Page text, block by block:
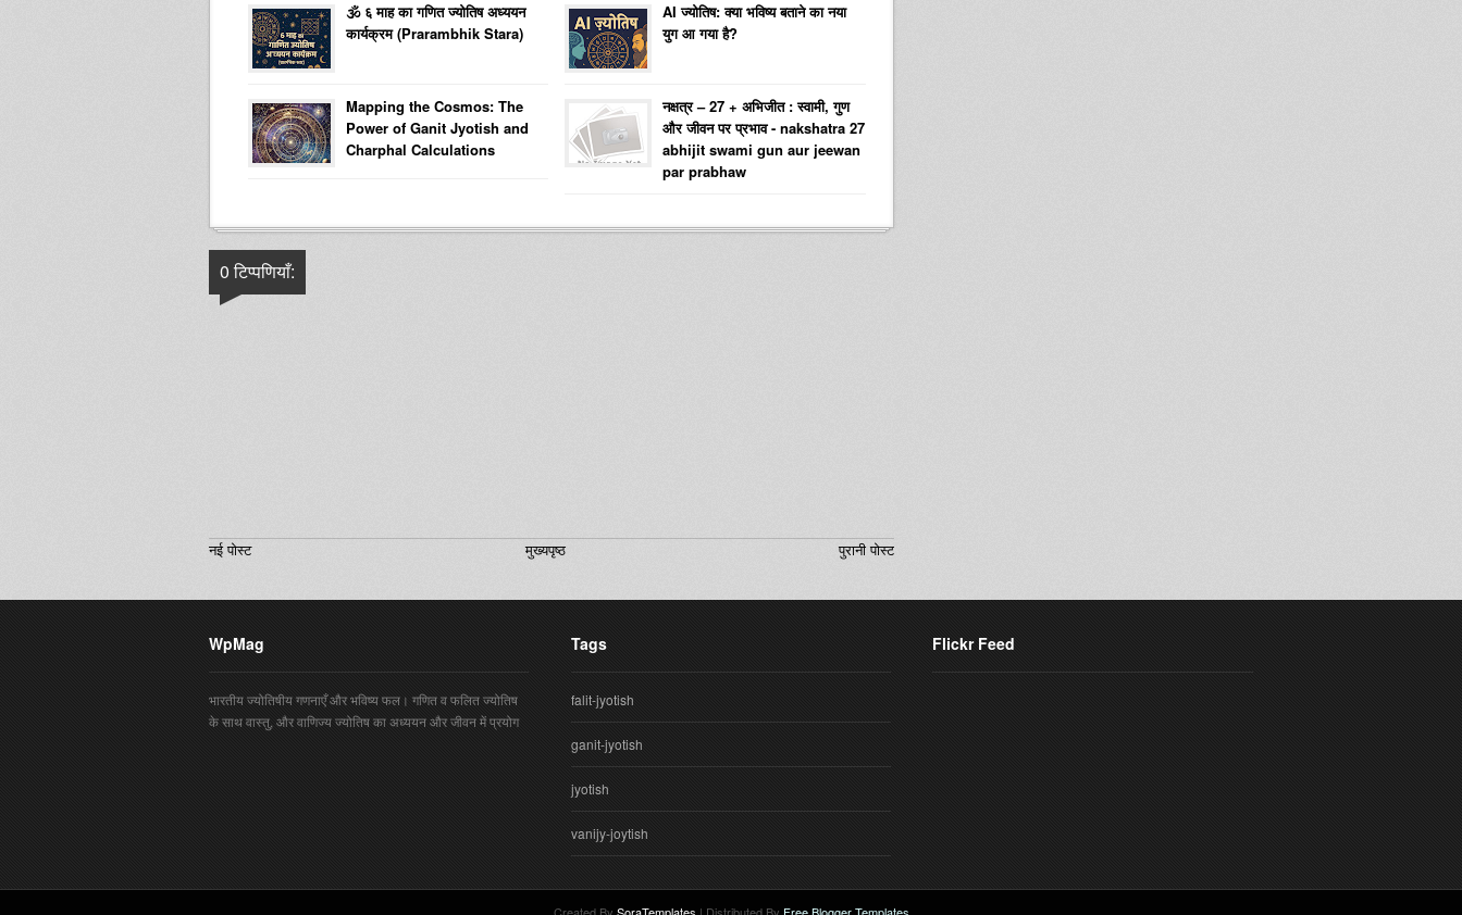
🕉️ ६ माह का गणित ज्योतिष अध्ययन
कार्यक्रम (Prarambhik Stara)
AI ज्योतिष: क्या भविष्य बताने का नया
युग आ गया है?
Mapping the Cosmos: The
Power of Ganit Jyotish and
Charphal Calculations
नक्षत्र – 27 + अभिजीत : स्वामी, गुण
और जीवन पर प्रभाव - nakshatra 27
abhijit swami gun aur jeewan
par prabhaw
0 टिप्पणियाँ:
नई पोस्ट मुख्यपृष्ठ पुरानी पोस्ट
WpMag
भारतीय ज्योतिषीय गणनाएँ और भविष्य फल। गणित व फलित ज्योतिष
के साथ वास्तु, और वाणिज्य ज्योतिष का अध्ययन और जीवन में प्रयोग
Tags
falit-jyotish
ganit-jyotish
jyotish
vanijy-joytish
Flickr Feed